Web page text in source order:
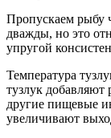
Пропускаем рыбу
дважды, но это
упругой
Температура
тузлук добавляют
другие пищевые
увеличивают